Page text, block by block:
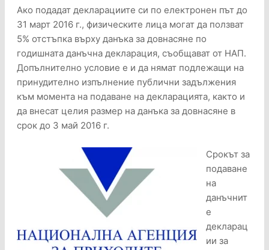
Ако подадат декларациите си по електронен път до
31 март 2016 г., физическите лица могат да ползват
5% отстъпка върху данъка за довнасяне по
годишната данъчна декларация, съобщават от НАП.
Допълнително условие е и да нямат подлежащи на
принудително изпълнение публични задължения
към момента на подаване на декларацията, както и
да внесат целия размер на данъка за довнасяне в
срок до 3 май 2016 г.
Срокът за
подаване
на
данъчнит
е
декларац
ии за